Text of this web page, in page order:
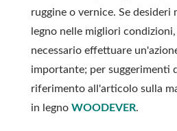
ruggine o vernice. Se desideri
legno nelle migliori
necessario effettuare
importante; per suggerimenti
riferimento all'articolo sulla
in legno WOODEVER.